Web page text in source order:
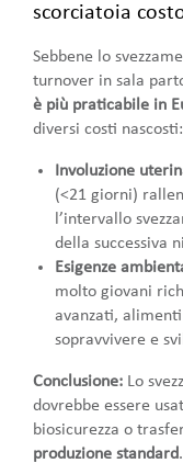
scorciatoia
Sebbene lo
turnover in sala
è più praticabile in
diversi costi nascosti:
Involuzione
(<21 giorni)
l’intervallo
della successiva
Esigenze
molto giovani
avanzati,
sopravvivere e
Conclusione: Lo
dovrebbe essere
biosicurezza o
produzione standard.